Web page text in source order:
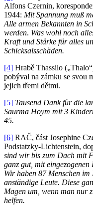
Alfons Czernin,
1944: Mit Spannung muß
Alle armen Bekannten in
werden. Was wohl noch
Kraft und Stärke für alles
Schicksalsschäden.
[4] Hrabě Thassilo
pobýval na zámku se svou
jejich třemi dětmi.
[5] Tausend Dank für die
Saurma Hoym mit 3
45.
[6] RAČ, část Josephine
Podstatzky-Lichtenstein,
sind wir bis zum Dach mit
ganz gut, mit
Wir haben 87 Menschen im
anständige Leute. Diese
Magen um, wenn man nur
helfen.